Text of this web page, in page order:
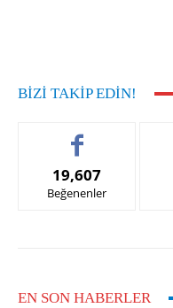
BIZI TAKIP EDIN!
19,607
Beğenenler
EN SON HABERLER